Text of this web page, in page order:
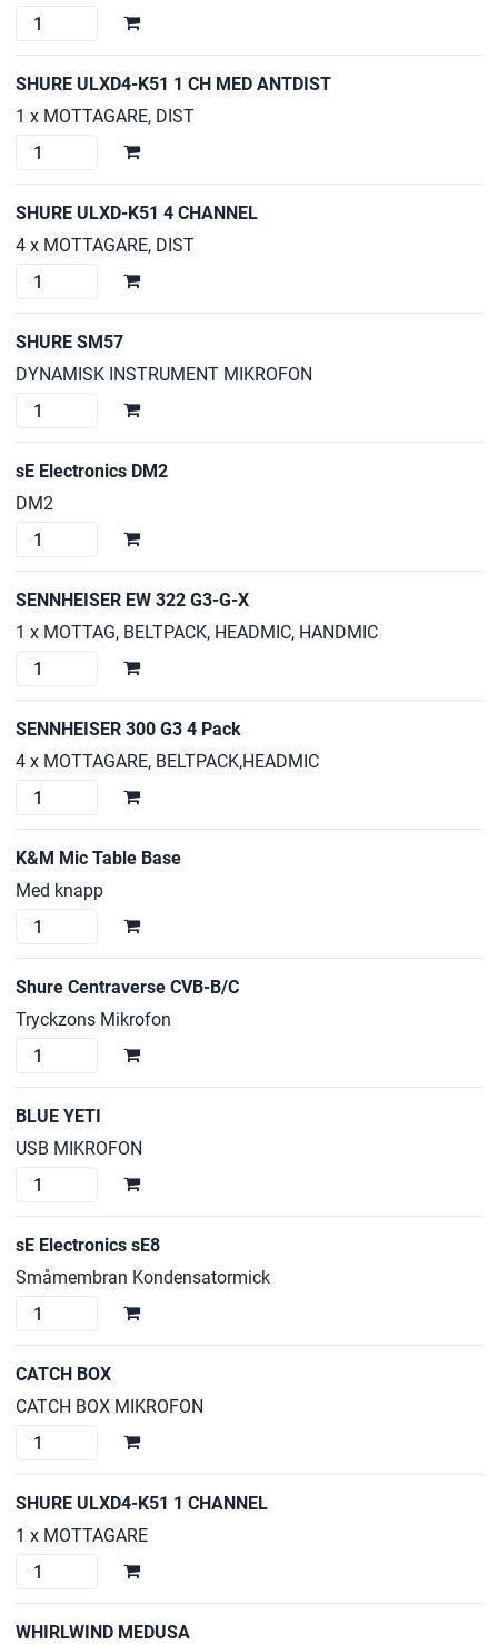
VOICE
VT-
mängd
SHURE ULXD4-K51 1 CH MED ANTDIST
1 x MOTTAGARE, DIST
SHURE
K51
CH
MED
ANTDIST
mängd
SHURE ULXD-K51 4 CHANNEL
4 x MOTTAGARE, DIST
SHURE
K51
CHANNEL
mängd
SHURE SM57
DYNAMISK INSTRUMENT MIKROFON
SHURE
mängd
sE Electronics DM2
DM2
sE
DM2
SENNHEISER EW 322 G3-G-X
1 x MOTTAG, BELTPACK, HEADMIC, HANDMIC
SENNHEISER
322
G-
mängd
SENNHEISER 300 G3 4 Pack
4 x MOTTAGARE, BELTPACK,HEADMIC
SENNHEISER
G3
Pack
mängd
K&M Mic Table Base
Med knapp
K&M
Table
mängd
Shure Centraverse CVB-B/C
Tryckzons Mikrofon
Shure
CVB-
mängd
BLUE YETI
USB MIKROFON
BLUE
mängd
sE Electronics sE8
Småmembran Kondensatormick
sE
sE8
CATCH BOX
CATCH BOX MIKROFON
CATCH
mängd
SHURE ULXD4-K51 1 CHANNEL
1 x MOTTAGARE
SHURE
K51
WHIRLWIND MEDUSA